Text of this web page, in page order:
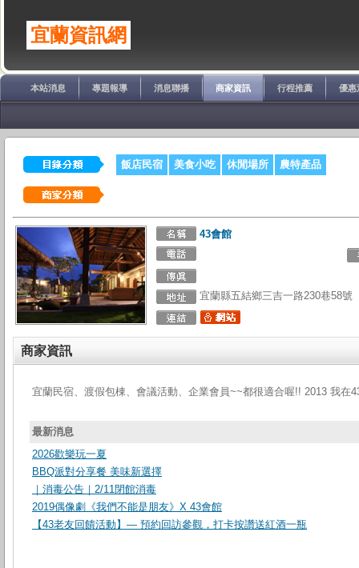
宜蘭資訊網
本站消息 專題報導 消息聯播 商家資訊 行程推薦 優惠
飯店民宿 美食小吃 休閒場所 農特產品
43會館
宜蘭縣五結鄉三吉一路230巷58號
商家資訊
宜蘭民宿、渡假包棟、會議活動、企業會員~~都很適合喔!! 2013 我在
最新消息
2026歡樂玩一夏
BBQ派對分享餐 美味新選擇
｜消毒公告｜2/11閉館消毒
2019偶像劇《我們不能是朋友》X 43會館
【43老友回饋活動】— 預約回訪參觀，打卡按讚送紅酒一瓶